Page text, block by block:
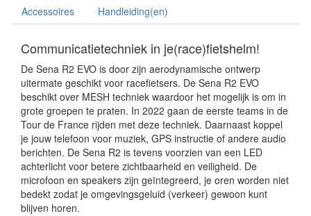
Accessoires
Handleiding(en)
Communicatietechniek in je(race)fietshelm!
De Sena R2 EVO is door zijn aerodynamische ontwerp
uitermate geschikt voor racefietsers. De Sena R2 EVO
beschikt over MESH techniek waardoor het mogelijk is om in
grote groepen te praten. In 2022 gaan de eerste teams in de
Tour de France rijden met deze techniek. Daarnaast koppel
je jouw telefoon voor muziek, GPS instructie of andere audio
berichten. De Sena R2 is tevens voorzien van een LED
achterlicht voor betere zichtbaarheid en veiligheid. De
microfoon en speakers zijn geïntegreerd, je oren worden niet
bedekt zodat je omgevingsgeluid (verkeer) gewoon kunt
blijven horen.